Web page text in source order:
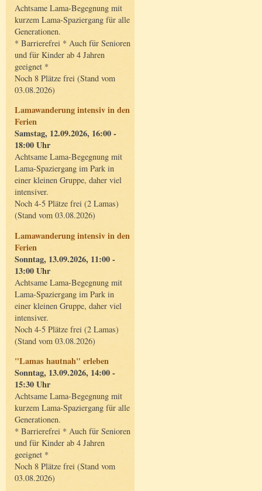
Achtsame Lama-Begegnung mit
kurzem Lama-Spaziergang für alle
Generationen.
* Barrierefrei * Auch für Senioren
und für Kinder ab 4 Jahren
geeignet *
Noch 8 Plätze frei (Stand vom
03.08.2026)
Lamawanderung intensiv in den
Ferien
Samstag, 12.09.2026, 16:00 -
18:00 Uhr
Achtsame Lama-Begegnung mit
Lama-Spaziergang im Park in
einer kleinen Gruppe, daher viel
intensiver.
Noch 4-5 Plätze frei (2 Lamas)
(Stand vom 03.08.2026)
Lamawanderung intensiv in den
Ferien
Sonntag, 13.09.2026, 11:00 -
13:00 Uhr
Achtsame Lama-Begegnung mit
Lama-Spaziergang im Park in
einer kleinen Gruppe, daher viel
intensiver.
Noch 4-5 Plätze frei (2 Lamas)
(Stand vom 03.08.2026)
"Lamas hautnah" erleben
Sonntag, 13.09.2026, 14:00 -
15:30 Uhr
Achtsame Lama-Begegnung mit
kurzem Lama-Spaziergang für alle
Generationen.
* Barrierefrei * Auch für Senioren
und für Kinder ab 4 Jahren
geeignet *
Noch 8 Plätze frei (Stand vom
03.08.2026)